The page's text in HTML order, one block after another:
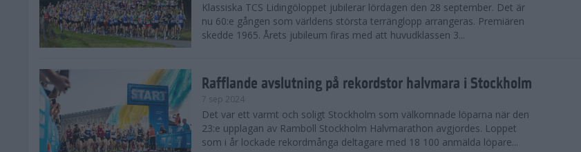
Klassiska TCS Lidingöloppet jubilerar lördagen den 28 september. Det är
nu 60:e gången som världens största terränglopp arrangeras. Premiären
skedde 1965. Årets jubileum firas med att huvudklassen 3...
Rafflande avslutning på rekordstor halvmara i Stockholm
7 sep 2024
Det var ett varmt och soligt Stockholm som välkomnade löparna när den
23:e upplagan av Ramboll Stockholm Halvmarathon avgjordes. Loppet
som i år lockade rekordmånga deltagare med 18 100 anmälda löpare...